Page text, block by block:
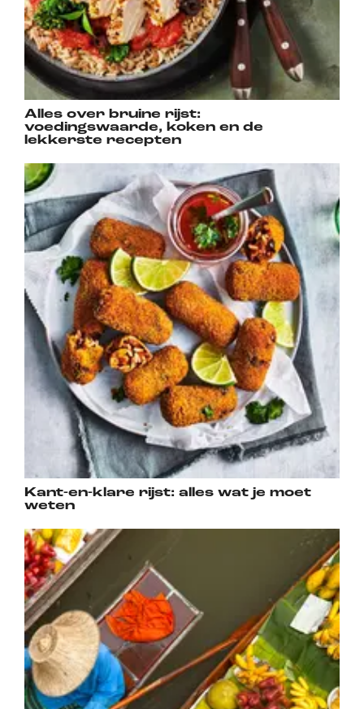
Alles over bruine rijst:
voedingswaarde, koken en de
lekkerste recepten
Kant-en-klare rijst: alles wat je moet
weten